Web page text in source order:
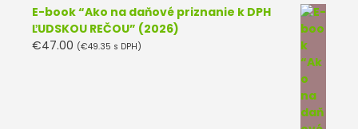
E-book “Ako na daňové priznanie k DPH
ĽUDSKOU REČOU” (2026)
€47.00 (€49.35 s DPH)